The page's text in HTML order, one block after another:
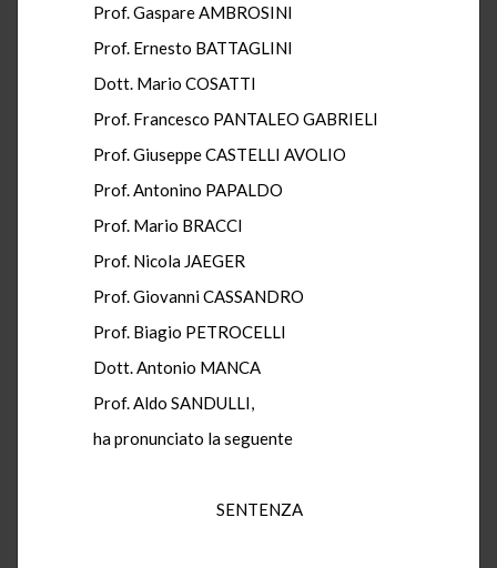
Prof. Gaspare AMBROSINI
Prof. Ernesto BATTAGLINI
Dott. Mario COSATTI
Prof. Francesco PANTALEO GABRIELI
Prof. Giuseppe CASTELLI AVOLIO
Prof. Antonino PAPALDO
Prof. Mario BRACCI
Prof. Nicola JAEGER
Prof. Giovanni CASSANDRO
Prof. Biagio PETROCELLI
Dott. Antonio MANCA
Prof. Aldo SANDULLI,
ha pronunciato la seguente
SENTENZA